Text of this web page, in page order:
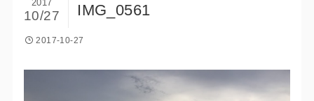
IMG_0561
2017
10/27
2017-10-27